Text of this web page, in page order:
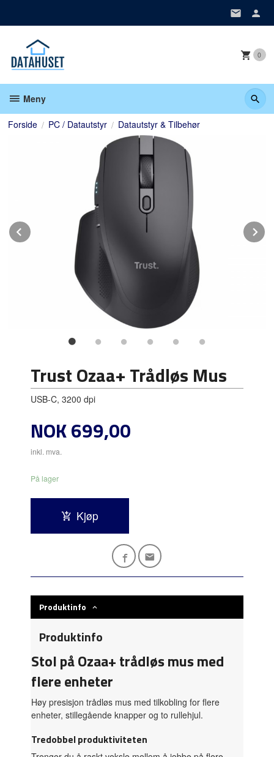
0
Meny
Forside PC / Datautstyr Datautstyr & Tilbehør
Prev
Trust Ozaa+ Trådløs Mus
USB-C, 3200 dpi
Pris
NOK699,00
inkl. mva.
På lager
Kjøp
Produktinfo
Produktinfo
Stol på Ozaa+ trådløs mus med
flere enheter
Høy presisjon trådløs mus med tilkobling for flere
enheter, stillegående knapper og to rullehjul.
Tredobbel produktiviteten